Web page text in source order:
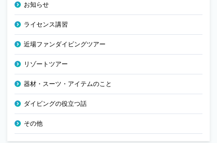
お知らせ
ライセンス講習
近場ファンダイビングツアー
リゾートツアー
器材・スーツ・アイテムのこと
ダイビングの役立つ話
その他